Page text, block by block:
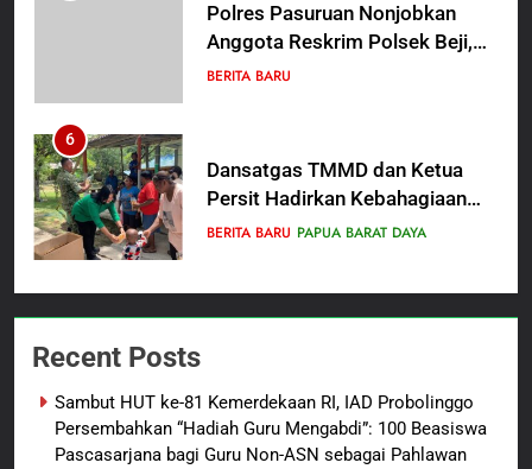
Polres Pasuruan Nonjobkan
Anggota Reskrim Polsek Beji,
Wujud Komitmen Transparansi
BERITA BARU
6
Dansatgas TMMD dan Ketua
Persit Hadirkan Kebahagiaan
bagi Mama-Mama dan Anak-
BERITA BARU PAPUA BARAT DAYA
7
dan Melanggar Aturan
BERITA BARU KABUPATEN SORONG
8
Recent Posts
Sambut HUT ke-81 Kemerdekaan RI, IAD Probolinggo
Persembahkan “Hadiah Guru Mengabdi”: 100 Beasiswa
Pascasarjana bagi Guru Non-ASN sebagai Pahlawan